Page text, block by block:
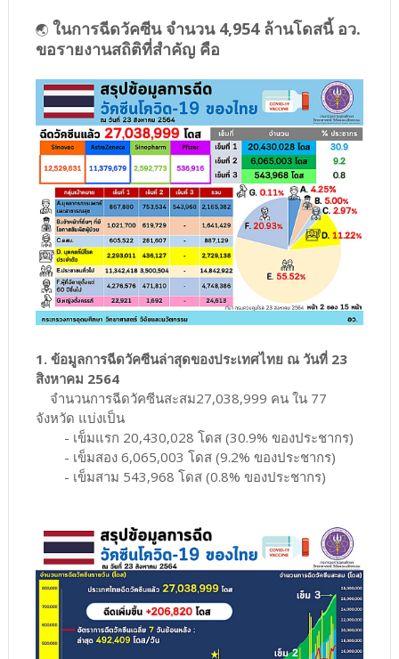
🌏 ในการฉีดวัคซีน จำนวน 4,954 ล้านโดสนี้ อว.
ขอรายงานสถิติที่สำคัญ คือ
1. ข้อมูลการฉีดวัคซีนล่าสุดของประเทศไทย ณ วันที่ 23
สิงหาคม 2564
จำนวนการฉีดวัคซีนสะสม27,038,999 คน ใน 77
จังหวัด แบ่งเป็น
- เข็มแรก 20,430,028 โดส (30.9% ของประชากร)
- เข็มสอง 6,065,003 โดส (9.2% ของประชากร)
- เข็มสาม 543,968 โดส (0.8% ของประชากร)